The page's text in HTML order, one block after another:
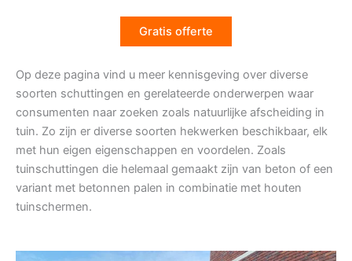
Gratis offerte
Op deze pagina vind u meer kennisgeving over diverse
soorten schuttingen en gerelateerde onderwerpen waar
consumenten naar zoeken zoals natuurlijke afscheiding in
tuin. Zo zijn er diverse soorten hekwerken beschikbaar, elk
met hun eigen eigenschappen en voordelen. Zoals
tuinschuttingen die helemaal gemaakt zijn van beton of een
variant met betonnen palen in combinatie met houten
tuinschermen.